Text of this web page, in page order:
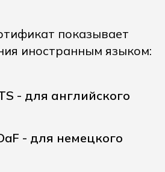
показывает
иностранным языком:
- для английского
- для немецкого